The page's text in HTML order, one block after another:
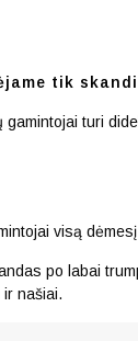
tik
gamintojai turi
visą
po labai
našiai.